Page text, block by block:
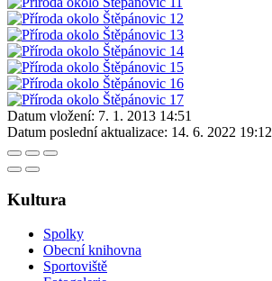
Datum vložení: 7. 1. 2013 14:51
Datum poslední aktualizace: 14. 6. 2022 19:12
Kultura
Spolky
Obecní knihovna
Sportoviště